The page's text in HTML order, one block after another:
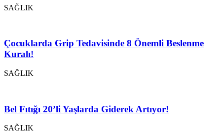
SAĞLIK
Çocuklarda Grip Tedavisinde 8 Önemli Beslenme
Kuralı!
SAĞLIK
Bel Fıtığı 20’li Yaşlarda Giderek Artıyor!
SAĞLIK